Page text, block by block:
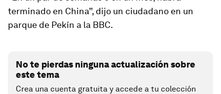
terminado en China”, dijo un ciudadano en un
parque de Pekín a la BBC.
No te pierdas ninguna actualización sobre
este tema
Crea una cuenta gratuita y accede a tu colección